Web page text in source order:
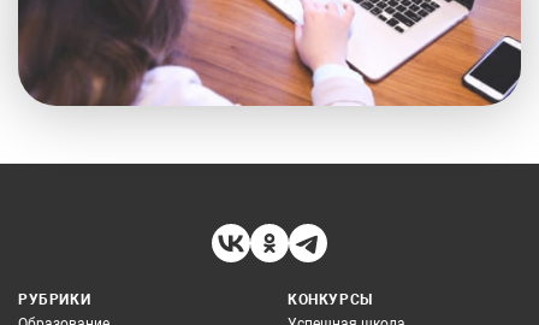
РУБРИКИ
КОНКУРСЫ